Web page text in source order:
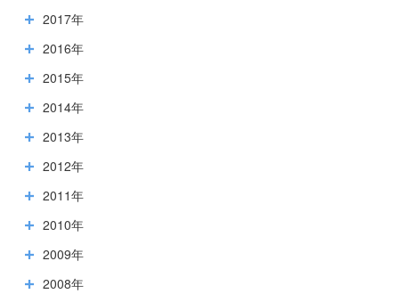
2017年
2016年
2015年
2014年
2013年
2012年
2011年
2010年
2009年
2008年